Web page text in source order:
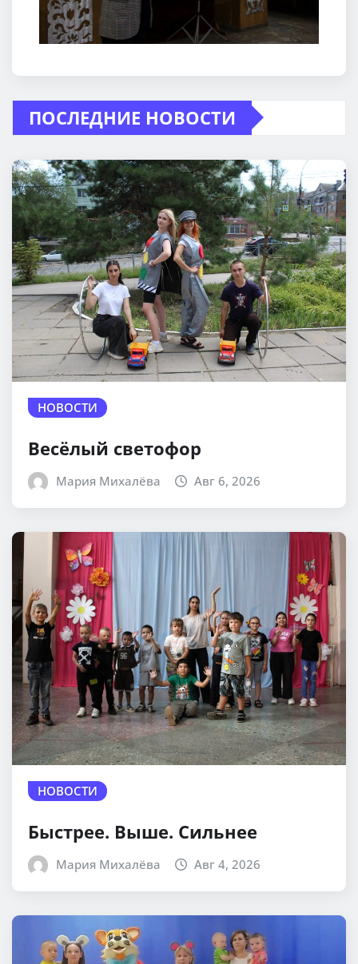
ПОСЛЕДНИЕ НОВОСТИ
НОВОСТИ
Весёлый светофор
Мария Михалёва Авг 6, 2026
НОВОСТИ
Быстрее. Выше. Сильнее
Мария Михалёва Авг 4, 2026